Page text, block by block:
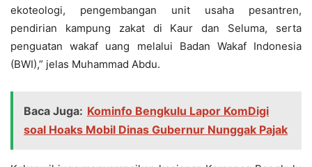
ekoteologi, pengembangan unit usaha pesantren,
pendirian kampung zakat di Kaur dan Seluma, serta
penguatan wakaf uang melalui Badan Wakaf Indonesia
(BWI),” jelas Muhammad Abdu.
Baca Juga: Kominfo Bengkulu Lapor KomDigi
soal Hoaks Mobil Dinas Gubernur Nunggak Pajak